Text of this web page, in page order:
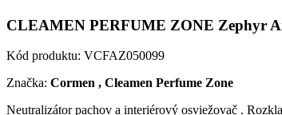
CLEAMEN PERFUME ZONE Zephyr
Kód produktu: VCFAZ050099
Značka: Cormen , Cleamen Perfume Zone
Neutralizátor pachov a interiérový osviežovač .